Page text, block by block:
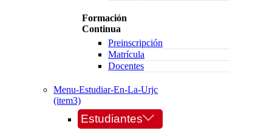
Formación
Continua
Preinscripción
Matrícula
Docentes
Menu-Estudiar-En-La-Urjc
(item3)
Estudiantes